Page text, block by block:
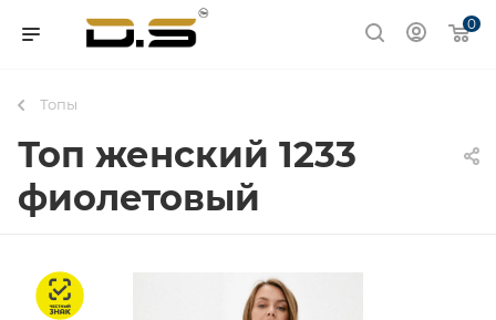
0
Топы
Топ женский 1233
фиолетовый
Честный знак